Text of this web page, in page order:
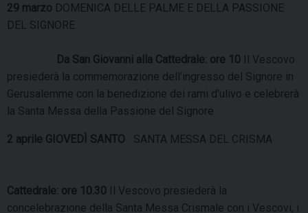
29 marzo DOMENICA DELLE PALME E DELLA PASSIONE
DEL SIGNORE
Da San Giovanni alla Cattedrale: ore 10 Il Vescovo
presiederà la commemorazione dell’ingresso del Signore in
Gerusalemme con la benedizione dei rami d’ulivo e celebrerà
la Santa Messa della Passione del Signore
2 aprile GIOVEDÌ SANTO SANTA MESSA DEL CRISMA
Cattedrale: ore 10.30 Il Vescovo presiederà la
concelebrazione della Santa Messa Crismale con i Vescovi, i